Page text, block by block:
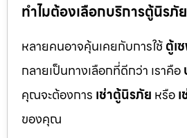
ทำไมต้องเลือกบริการตู้นิรภั
หลายคนอาจคุ้นเคยกับการใช้ตู้เ
กลายเป็นทางเลือกที่ดีกว่า เราคือ
คุณจะต้องการ เช่าตู้นิรภัย หรือ
ของคุณ